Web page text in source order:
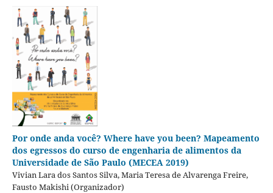
Por onde anda você? Where have you been? Mapeamento
dos egressos do curso de engenharia de alimentos da
Universidade de São Paulo (MECEA 2019)
Vivian Lara dos Santos Silva, Maria Teresa de Alvarenga Freire,
Fausto Makishi (Organizador)